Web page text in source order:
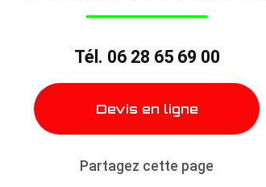
Tél. 06 28 65 69 00
Devis en ligne
Partagez cette page